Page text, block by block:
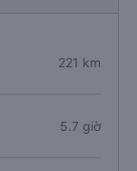
221 km
5.7 giờ